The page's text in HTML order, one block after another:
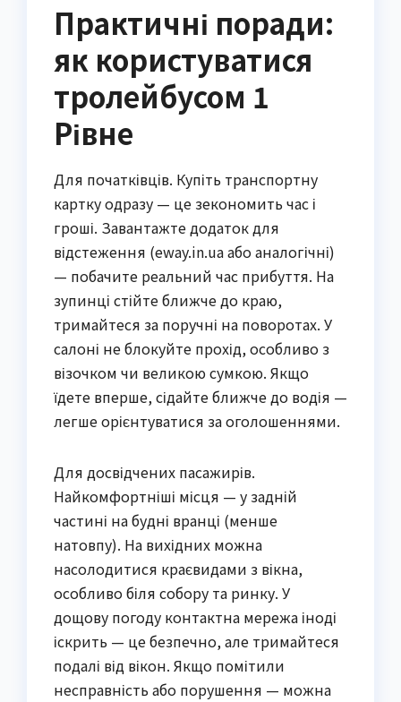
Практичні поради:
як користуватися
тролейбусом 1
Рівне
Для початківців. Купіть транспортну
картку одразу — це зекономить час і
гроші. Завантажте додаток для
відстеження (eway.in.ua або аналогічні)
— побачите реальний час прибуття. На
зупинці стійте ближче до краю,
тримайтеся за поручні на поворотах. У
салоні не блокуйте прохід, особливо з
візочком чи великою сумкою. Якщо
їдете вперше, сідайте ближче до водія —
легше орієнтуватися за оголошеннями.
Для досвідчених пасажирів.
Найкомфортніші місця — у задній
частині на будні вранці (менше
натовпу). На вихідних можна
насолодитися краєвидами з вікна,
особливо біля собору та ринку. У
дощову погоду контактна мережа іноді
іскрить — це безпечно, але тримайтеся
подалі від вікон. Якщо помітили
несправність або порушення — можна